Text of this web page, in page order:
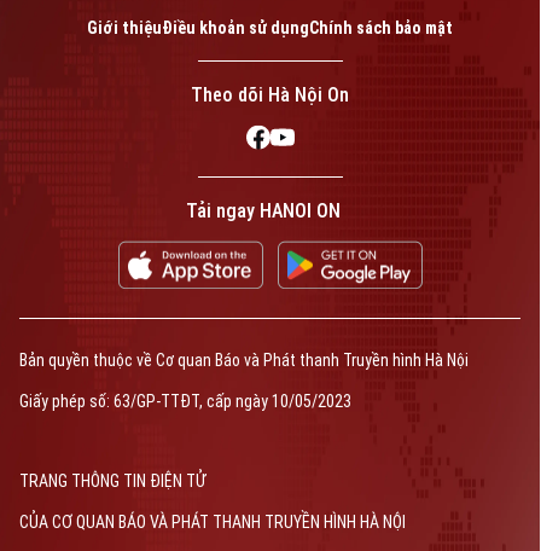
Giới thiệuĐiều khoản sử dụngChính sách bảo mật
Theo dõi Hà Nội On
Tải ngay HANOI ON
Bản quyền thuộc về Cơ quan Báo và Phát thanh Truyền hình Hà Nội
Giấy phép số: 63/GP-TTĐT, cấp ngày 10/05/2023
TRANG THÔNG TIN ĐIỆN TỬ
CỦA CƠ QUAN BÁO VÀ PHÁT THANH TRUYỀN HÌNH HÀ NỘI